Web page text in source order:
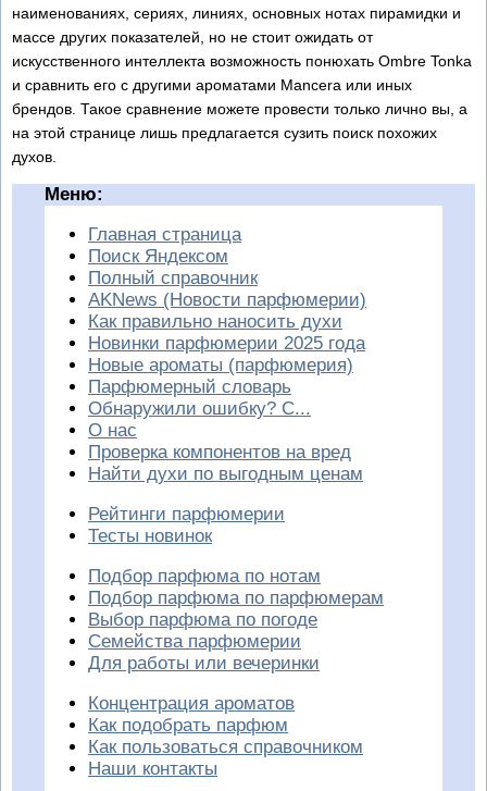
наименованиях, сериях, линиях, основных нотах пирамидки и
массе других показателей, но не стоит ожидать от
искусственного интеллекта возможность понюхать Ombre Tonka
и сравнить его с другими ароматами Mancera или иных
брендов. Такое сравнение можете провести только лично вы, а
на этой странице лишь предлагается сузить поиск похожих
духов.
Меню:
Главная страница
Поиск Яндексом
Полный справочник
AKNews (Новости парфюмерии)
Как правильно наносить духи
Новинки парфюмерии 2025 года
Новые ароматы (парфюмерия)
Парфюмерный словарь
Обнаружили ошибку? С...
О нас
Проверка компонентов на вред
Найти духи по выгодным ценам
Рейтинги парфюмерии
Тесты новинок
Подбор парфюма по нотам
Подбор парфюма по парфюмерам
Выбор парфюма по погоде
Семейства парфюмерии
Для работы или вечеринки
Концентрация ароматов
Как подобрать парфюм
Как пользоваться справочником
Наши контакты